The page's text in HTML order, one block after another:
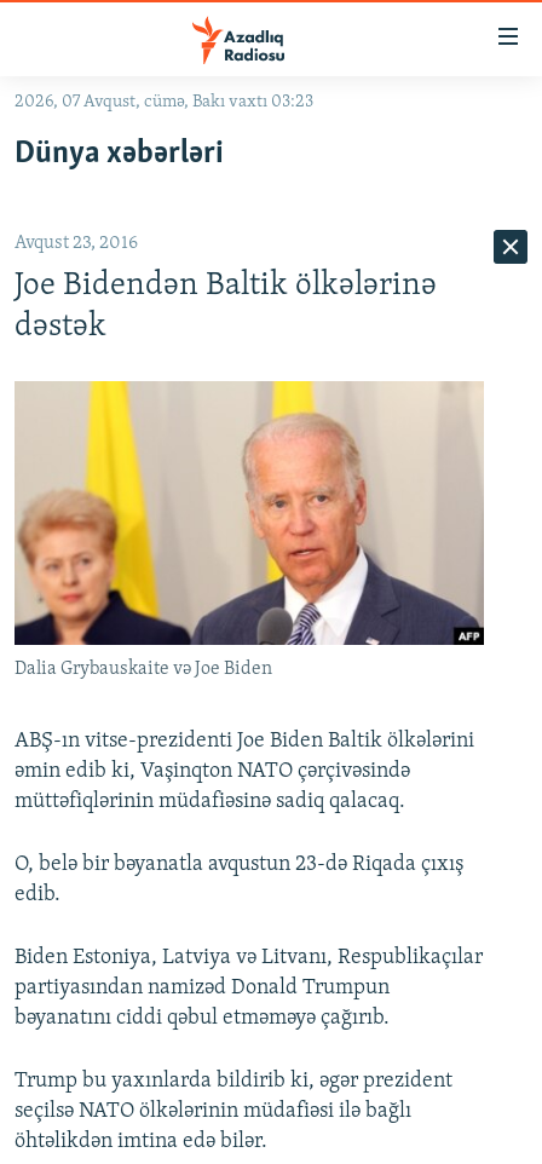
Əsas
qayıt
qayıt
Axtarışa
keç
#İZAHLA
#ƏSLINDƏ
ARAŞDIRMA
MULTIMEDIA
FOTOQALEREYA
İNFOQRAFIKA
KARIKATURA
RADIO ARXIV
OXU ZALI
AZƏRBAYCAN ƏDƏBIYYATI KITABXANASI
İSLAM VƏ DEMOKRATIYA
HAQQIMIZDA
MISSIYAMIZ
PEŞƏ ETIKASI VƏ JURNALISTIKA STANDARTLARIMIZ
BIZIMLƏ ƏLAQƏ
XƏBƏR BÜLLETENLƏRIMIZ
BIZI IZLƏ
2026, 07 Avqust, cümə, Bakı vaxtı 03:23
Dünya xəbərləri
Avqust 23, 2016
Joe Bidendən Baltik ölkələrinə
dəstək
Dalia Grybauskaite və Joe Biden
ABŞ-ın vitse-prezidenti Joe Biden Baltik ölkələrini
əmin edib ki, Vaşinqton NATO çərçivəsində
müttəfiqlərinin müdafiəsinə sadiq qalacaq.
O, belə bir bəyanatla avqustun 23-də Riqada çıxış
edib.
Biden Estoniya, Latviya və Litvanı, Respublikaçılar
partiyasından namizəd Donald Trumpun
bəyanatını ciddi qəbul etməməyə çağırıb.
Trump bu yaxınlarda bildirib ki, əgər prezident
seçilsə NATO ölkələrinin müdafiəsi ilə bağlı
öhtəlikdən imtina edə bilər.